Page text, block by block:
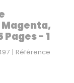
Magenta,
- 1
| Référence